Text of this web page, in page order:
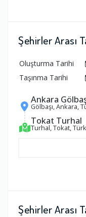
Şehirler Arası
Oluşturma Tarihi
Taşınma Tarihi
Ankara
Gölbaşı, Ankara,
Tokat Turhal
Turhal, Tokat,
Şehirler Arası